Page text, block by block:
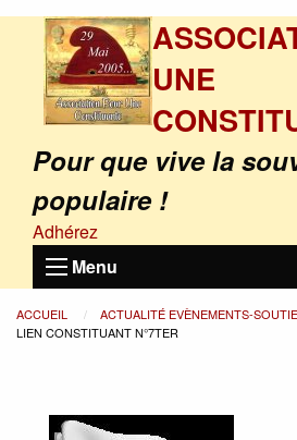
UNE
Pour que vive la
populaire !
Adhérez
Menu
ACCUEIL ACTUALITÉ EVÈNEMENTS-
LIEN CONSTITUANT N°7TER